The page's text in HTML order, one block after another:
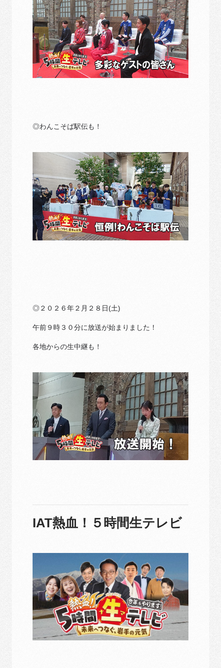
◎わんこそば駅伝も！
◎２０２６年２月２８日(土)
午前９時３０分に放送が始まりました！
各地からの生中継も！
IAT熱血！５時間生テレビ